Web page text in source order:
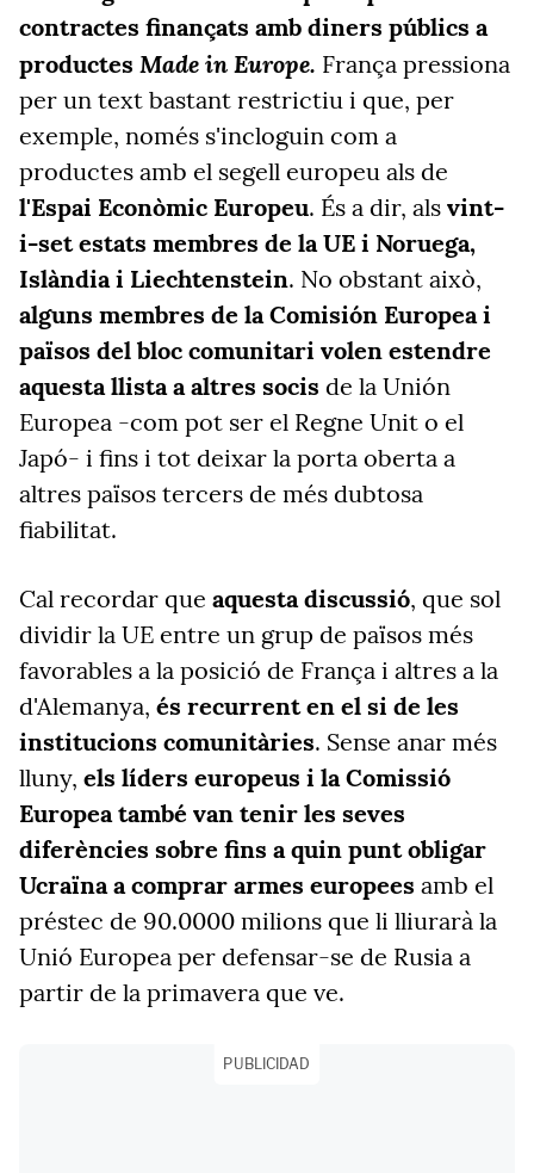
contractes finançats amb diners públics a
productes Made in Europe. França pressiona
per un text bastant restrictiu i que, per
exemple, només s'incloguin com a
productes amb el segell europeu als de
l'Espai Econòmic Europeu. És a dir, als vint-
i-set estats membres de la UE i Noruega,
Islàndia i Liechtenstein. No obstant això,
alguns membres de la Comisión Europea i
països del bloc comunitari volen estendre
aquesta llista a altres socis de la Unión
Europea -com pot ser el Regne Unit o el
Japó- i fins i tot deixar la porta oberta a
altres països tercers de més dubtosa
fiabilitat.
Cal recordar que aquesta discussió, que sol
dividir la UE entre un grup de països més
favorables a la posició de França i altres a la
d'Alemanya, és recurrent en el si de les
institucions comunitàries. Sense anar més
lluny, els líders europeus i la Comissió
Europea també van tenir les seves
diferències sobre fins a quin punt obligar
Ucraïna a comprar armes europees amb el
préstec de 90.0000 milions que li lliurarà la
Unió Europea per defensar-se de Rusia a
partir de la primavera que ve.
PUBLICIDAD